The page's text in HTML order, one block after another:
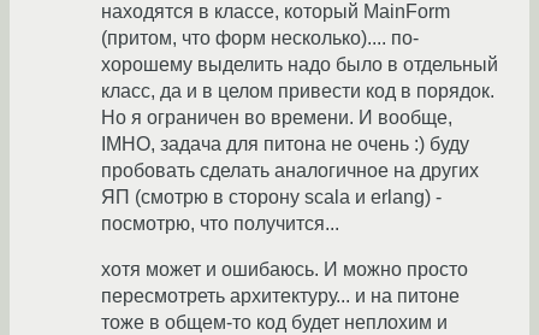
находятся в классе, который MainForm
(притом, что форм несколько).... по-
хорошему выделить надо было в отдельный
класс, да и в целом привести код в порядок.
Но я ограничен во времени. И вообще,
IMHO, задача для питона не очень :) буду
пробовать сделать аналогичное на других
ЯП (смотрю в сторону scala и erlang) -
посмотрю, что получится...
хотя может и ошибаюсь. И можно просто
пересмотреть архитектуру... и на питоне
тоже в общем-то код будет неплохим и